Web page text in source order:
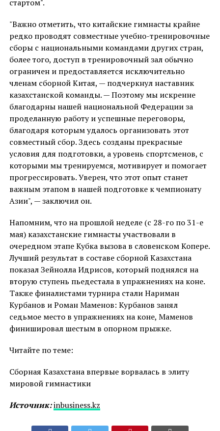
стартом".
"Важно отметить, что китайские гимнасты крайне
редко проводят совместные учебно-тренировочные
сборы с национальными командами других стран,
более того, доступ в тренировочный зал обычно
ограничен и предоставляется исключительно
членам сборной Китая, — подчеркнул наставник
казахстанской команды. — Поэтому мы искренне
благодарны нашей национальной Федерации за
проделанную работу и успешные переговоры,
благодаря которым удалось организовать этот
совместный сбор. Здесь созданы прекрасные
условия для подготовки, а уровень спортсменов, с
которыми мы тренируемся, мотивирует и помогает
прогрессировать. Уверен, что этот опыт станет
важным этапом в нашей подготовке к чемпионату
Азии", — заключил он.
Напомним, что на прошлой неделе (с 28-го по 31-е
мая) казахстанские гимнасты участвовали в
очередном этапе Кубка вызова в словенском Копере.
Лучший результат в составе сборной Казахстана
показал Зейнолла Идрисов, который поднялся на
вторую ступень пьедестала в упражнениях на коне.
Также финалистами турнира стали Нариман
Курбанов и Роман Маменов: Курбанов занял
седьмое место в упражнениях на коне, Маменов
финишировал шестым в опорном прыжке.
Читайте по теме:
Сборная Казахстана впервые ворвалась в элиту
мировой гимнастики
Источник:inbusiness.kz